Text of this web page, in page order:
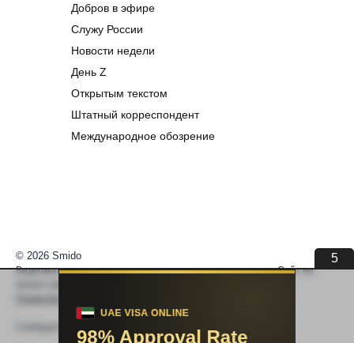
Добров в эфире
Служу России
Новости недели
День Z
Открытым текстом
Штатный корреспондент
Международное обозрение
4
© 2026 Smido
Видеоматериалы встраиваются из открытых источников. Сайт не
Видео не работает